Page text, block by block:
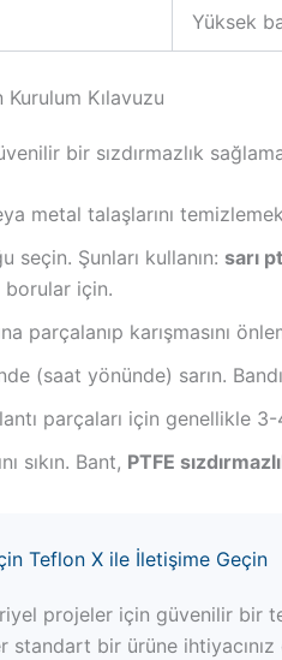
Yüksek
Kılavuzu
bir sızdırmazlık
metal talaşlarını
seçin. Şunları kullanın: sarı
için.
parçalanıp karışmasını
(saat yönünde) sarın.
parçaları için genellikle
sıkın. Bant, PTFE
Teflon X ile İletişime Geçin
projeler için güvenilir bir
standart bir ürüne ihtiyacınız